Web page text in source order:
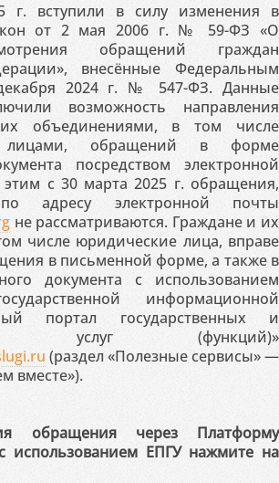
г. вступили в силу изменения в
от 2 мая 2006 г. № 59-ФЗ «О
обращений граждан
внесённые Федеральным
2024 г. № 547-ФЗ. Данные
возможность направления
объединениями, в том числе
лицами, обращений в форме
посредством электронной
с 30 марта 2025 г. обращения,
адресу электронной почты
не рассматриваются. Граждане и их
числе юридические лица, вправе
в письменной форме, а также в
документа с использованием
информационной
портал государственных и
услуг (функций)»
(раздел «Полезные сервисы» —
вместе»).
обращения через Платформу
использованием ЕПГУ нажмите на